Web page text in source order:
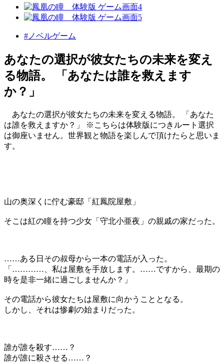
#ノベルゲーム
あなたの選択が彼女たちの未来を変え
る物語。 「あなたは誰を救えます
か？」
あなたの選択が彼女たちの未来を変える物語。 「あなた
は誰を救えますか？」 ※こちらは体験版につきルート選択
は御座いません。世界観と物語を楽しんで頂けたらと思いま
す。
山の奥深くに佇む豪邸「紅鳳院屋敷」
そこは紅の瞳を持つ少女「守北小亜夜」の親戚の家だった。
……ある日その叔母から一本の電話が入った。
「…………、私は屋敷を手放します。……ですから、最期の
時を是非一緒に過ごしませんか？」
その電話から彼女たちは屋敷に向かうこととなる。
しかし、それは惨劇の始まりだった。
誰が誰を殺す……？
誰が誰に殺させる……？